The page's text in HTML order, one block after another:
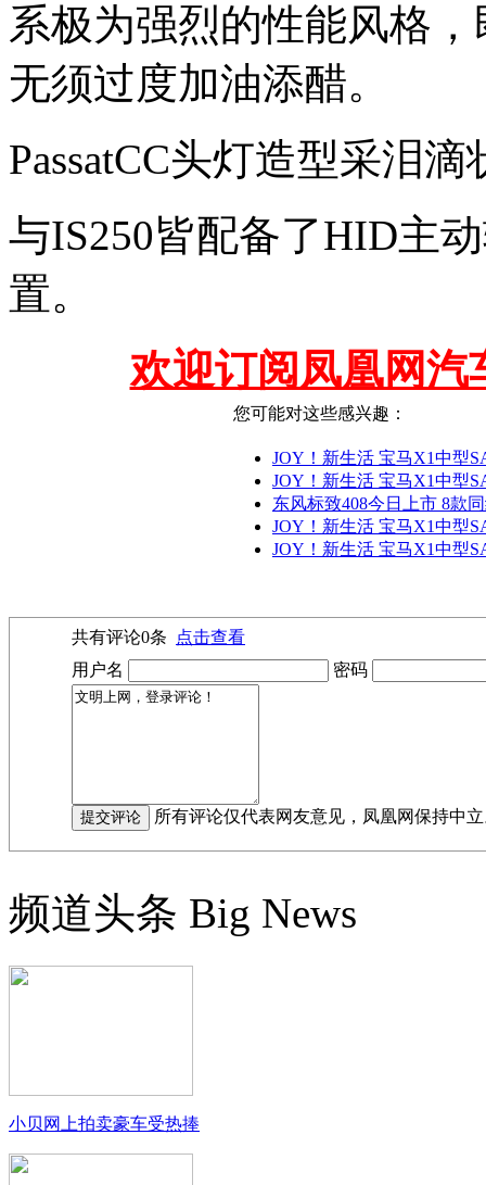
系极为强烈的性能风格
无须过度加油添醋。
PassatCC头灯造型采泪
与IS250皆配备了HID主
置。
欢迎订阅凤凰网汽
您可能对这些感兴趣：
JOY！新生活 宝马X1中型
JOY！新生活 宝马X1中型
东风标致408今日上市 8款
JOY！新生活 宝马X1中型
JOY！新生活 宝马X1中型
共有评论0条
点击查看
用户名
密码
所有评论仅代表网友意见，凤凰网保持中
频道头条 Big News
小贝网上拍卖豪车受热捧